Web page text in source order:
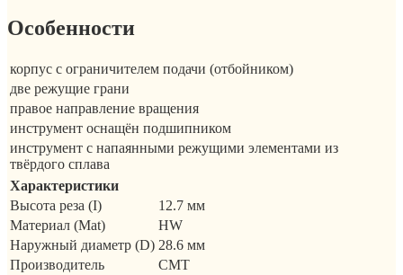
Особенности
корпус с ограничителем подачи (отбойником)
две режущие грани
правое направление вращения
инструмент оснащён подшипником
инструмент с напаянными режущими элементами из
твёрдого сплава
Характеристики
Высота реза (I)
12.7 мм
Материал (Mat)
HW
Наружный диаметр (D) 28.6 мм
Производитель
CMT